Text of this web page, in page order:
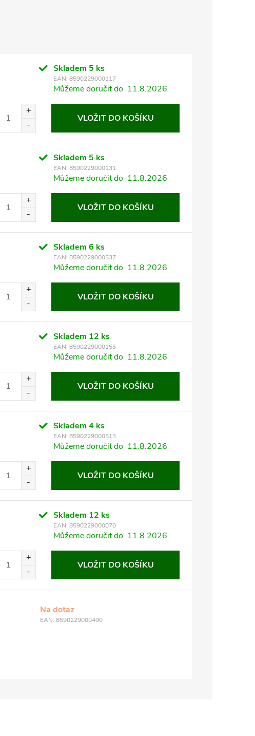
Skladem 5 ks
EAN: 8590229000117
Můžeme doručit do 11.8.2026
VLOŽIT DO KOŠÍKU
Skladem 5 ks
EAN: 8590229000131
Můžeme doručit do 11.8.2026
VLOŽIT DO KOŠÍKU
Skladem6 ks
EAN: 8590229000537
Můžeme doručit do 11.8.2026
VLOŽIT DO KOŠÍKU
Skladem 12 ks
EAN: 8590229000155
Můžeme doručit do 11.8.2026
VLOŽIT DO KOŠÍKU
Skladem4 ks
EAN: 8590229000513
Můžeme doručit do 11.8.2026
VLOŽIT DO KOŠÍKU
Skladem 12 ks
EAN: 8590229000070
Můžeme doručit do 11.8.2026
VLOŽIT DO KOŠÍKU
Na dotaz
EAN: 8590229000490